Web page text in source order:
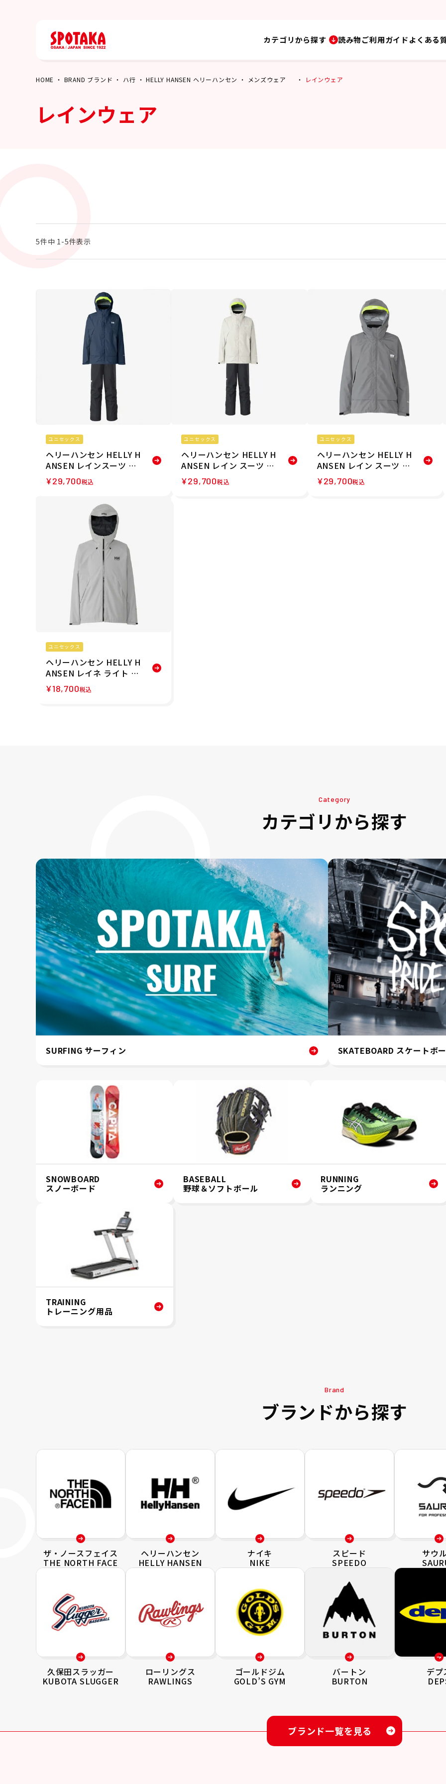
カテゴリから探す 読み物ご利用ガイドよくある
HOME BRAND ブランド ハ行 HELLY HANSEN ヘリーハンセン メンズウェア レインウェア
レインウェア
5件中 1 -5件表示
ユニセックス
ヘリーハンセン HELLY H
ANSEN レインスーツ レ
イン上下セット HH1251
0-ON 26SS
¥29,700税込
ユニセックス
ヘリーハンセン HELLY H
ANSEN レイン スーツ H
ELLY RAIN SUIT レイン
ウェア 上下セット HH12
¥29,700税込
ユニセックス
ヘリーハンセン HELLY H
ANSEN レイン スーツ H
ELLY RAIN SUIT レイン
ウェア 上下セット HH12
¥29,700税込
ユニセックス
ヘリーハンセン HELLY H
ANSEN レイネ ライト ジ
ャケット RAINE LIGHT
JACKET HH12511-OG 2
¥18,700税込
Category
カテゴリから探す
SURFING サーフィン SKATEBOARD スケートボ
SNOWBOARD
スノーボード
BASEBALL
野球＆ソフトボール
RUNNING
ランニング
TRAINING
トレーニング用品
Brand
ブランドから探す
ザ・ノースフェイス
THE NORTH FACE
ヘリーハンセン
HELLY HANSEN
ナイキ
NIKE
スピード
SPEEDO
サウ
久保田スラッガー
KUBOTA SLUGGER
ローリングス
RAWLINGS
ゴールドジム
GOLD’S GYM
バートン
BURTON
デプ
ブランド一覧を見る